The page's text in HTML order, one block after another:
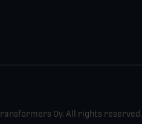
Oy. All rights reserved.